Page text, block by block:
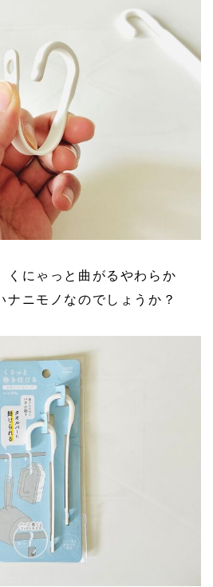
くにゃっと曲がるやわらか
ナニモノなのでしょうか？